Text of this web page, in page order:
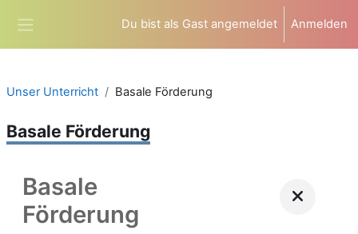
Du bist als Gast angemeldet Anmelden
Unser Unterricht Basale Förderung
Basale Förderung
Basale
Förderung